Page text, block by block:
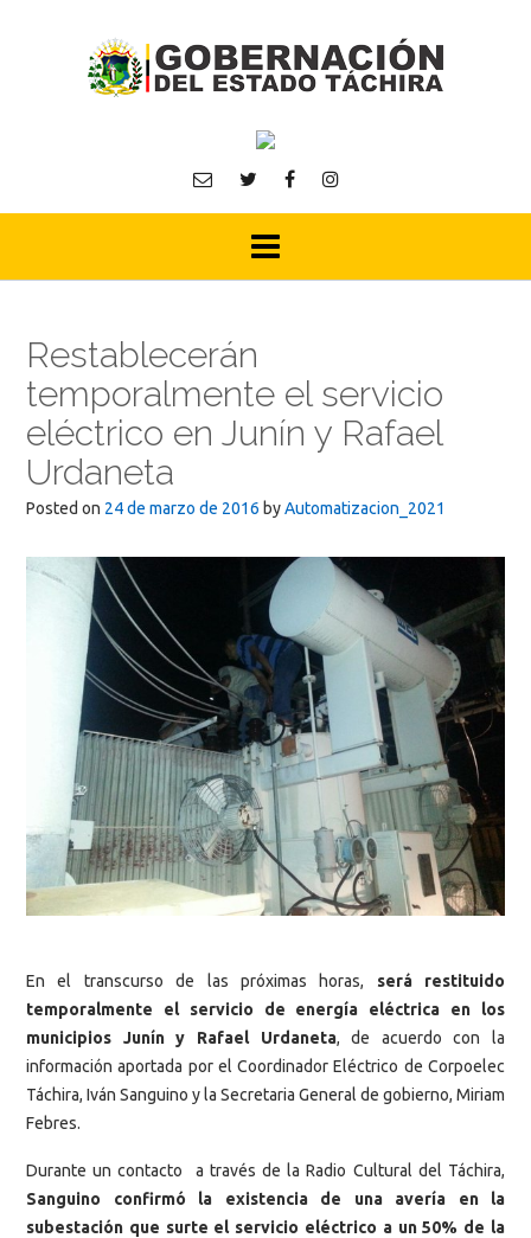
Restablecerán
temporalmente el servicio
eléctrico en Junín y Rafael
Urdaneta
Posted on 24 de marzo de 2016 byAutomatizacion_2021
En el transcurso de las próximas horas, será restituido
temporalmente el servicio de energía eléctrica en los
municipios Junín y Rafael Urdaneta, de acuerdo con la
información aportada por el Coordinador Eléctrico de Corpoelec
Táchira, Iván Sanguino y la Secretaria General de gobierno, Miriam
Febres.
Durante un contacto a través de la Radio Cultural del Táchira,
Sanguino confirmó la existencia de una avería en la
subestación que surte el servicio eléctrico a un 50% de la